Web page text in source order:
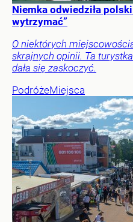
Niemka odwiedziła
wytrzymać”
O niektórych
skrajnych opinii. Ta
dała się zaskoczyć.
PodróżeMiejsca